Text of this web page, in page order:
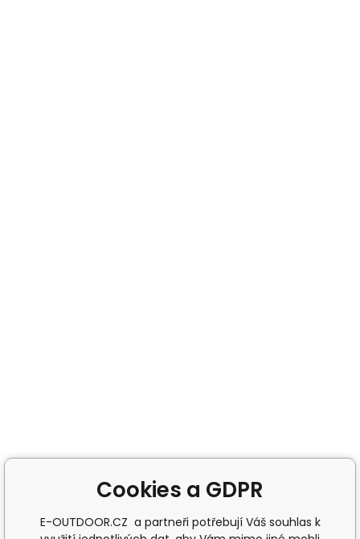
Cookies a GDPR
E-OUTDOOR.CZ a partneři potřebují Váš souhlas k